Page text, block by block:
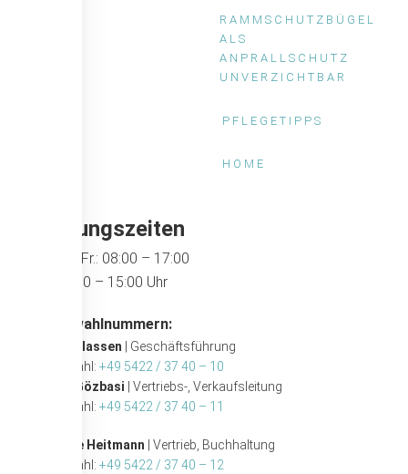
RAMMSCHUTZBÜGEL
ALS
ANPRALLSCHUTZ
UNVERZICHTBAR
PFLEGETIPPS
HOME
Öffnungszeiten
Mo. bis Fr.: 08:00 – 17:00
Sa: 10:00 – 15:00 Uhr
Durchwahlnummern:
Maxim Klassen | Geschäftsführung
Durchwahl: +49 5422 / 37 40 – 10
Tayfur Gözbasi | Vertriebs-, Verkaufsleitung
Durchwahl: +49 5422 / 37 40 – 11
Susanne Heitmann | Vertrieb, Buchhaltung
Durchwahl: +49 5422 / 37 40 – 12